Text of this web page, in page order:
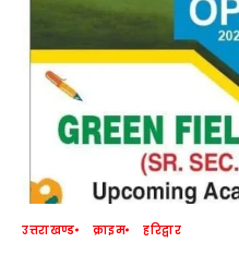
उत्तराखण्ड क्राइम हरिद्वार